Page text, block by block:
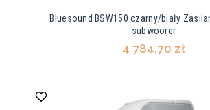
Bluesound BSW150 czarny/biały
subwoorer
4 784,70 zł